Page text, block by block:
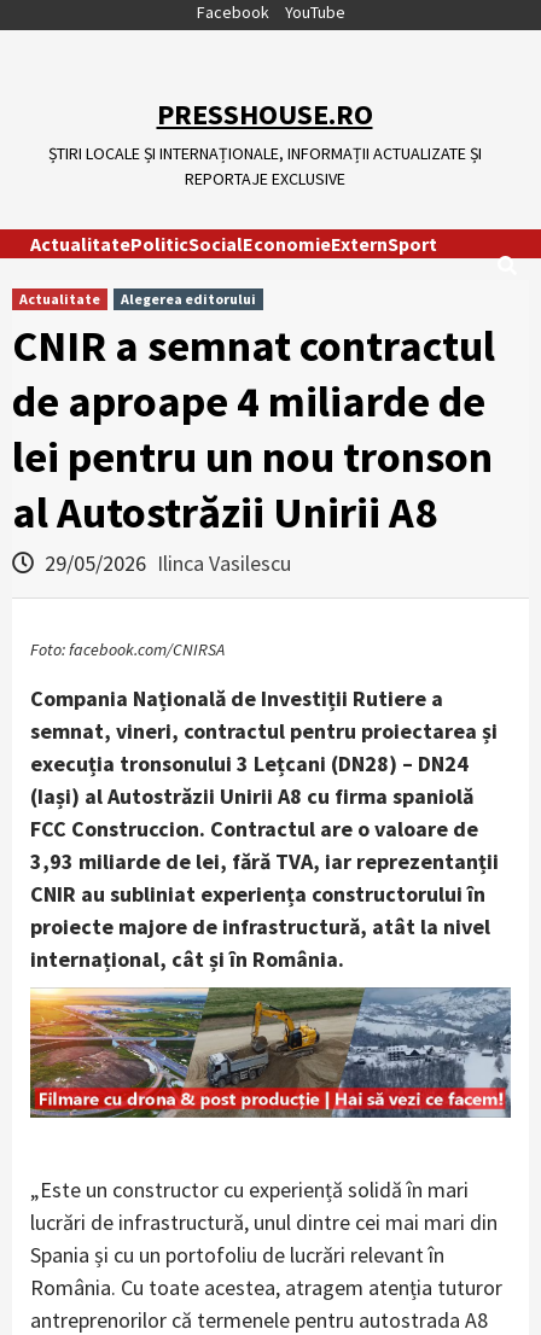
Facebook YouTube
PRESSHOUSE.RO
ȘTIRI LOCALE ȘI INTERNAȚIONALE, INFORMAȚII ACTUALIZATE ȘI
REPORTAJE EXCLUSIVE
ActualitatePoliticSocialEconomieExternSport
Actualitate Alegerea editorului
CNIR a semnat contractul
de aproape 4 miliarde de
lei pentru un nou tronson
al Autostrăzii Unirii A8
29/05/2026 Ilinca Vasilescu
Foto: facebook.com/CNIRSA
Compania Națională de Investiții Rutiere a
semnat, vineri, contractul pentru proiectarea și
execuția tronsonului 3 Lețcani (DN28) – DN24
(Iași) al Autostrăzii Unirii A8 cu firma spaniolă
FCC Construccion. Contractul are o valoare de
3,93 miliarde de lei, fără TVA, iar reprezentanții
CNIR au subliniat experiența constructorului în
proiecte majore de infrastructură, atât la nivel
internațional, cât și în România.
„Este un constructor cu experiență solidă în mari
lucrări de infrastructură, unul dintre cei mai mari din
Spania și cu un portofoliu de lucrări relevant în
România. Cu toate acestea, atragem atenția tuturor
antreprenorilor că termenele pentru autostrada A8